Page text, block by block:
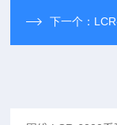
下一个：